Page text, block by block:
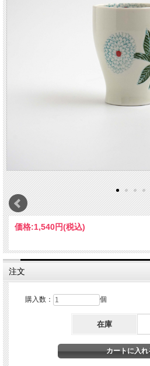
価格:1,540円(税込)
注文
購入数： 個
在庫